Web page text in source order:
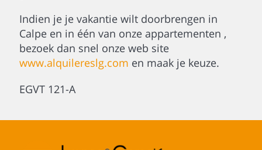
Indien je je vakantie wilt doorbrengen in
Calpe en in één van onze appartementen ,
bezoek dan snel onze web site
www.alquilereslg.com en maak je keuze.
EGVT 121-A